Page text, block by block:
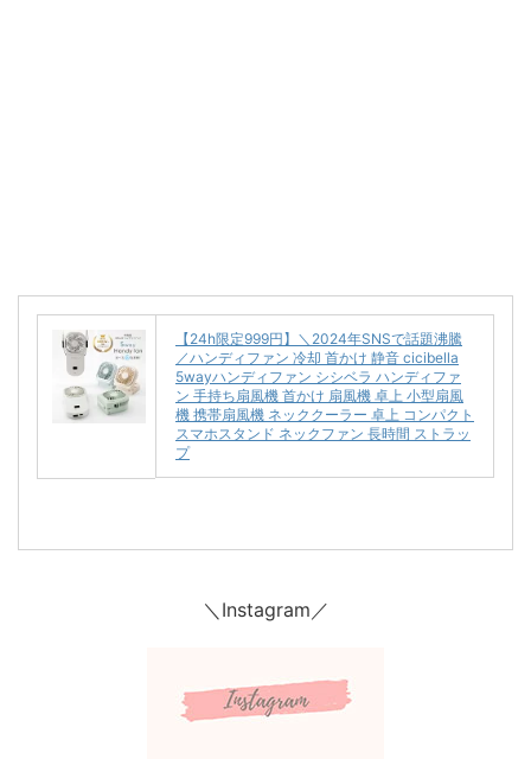
【24h限定999円】＼2024年SNSで話題沸騰
／ハンディファン 冷却 首かけ 静音 cicibella
5wayハンディファン シシベラ ハンディファ
ン 手持ち扇風機 首かけ 扇風機 卓上 小型扇風
機 携帯扇風機 ネッククーラー 卓上 コンパクト
スマホスタンド ネックファン 長時間 ストラッ
プ
＼Instagram／